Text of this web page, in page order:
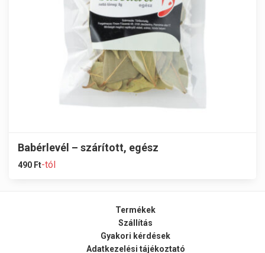
Babérlevél – szárított, egész
490 Ft-tól
Termékek
Szállítás
Gyakori kérdések
Adatkezelési tájékoztató